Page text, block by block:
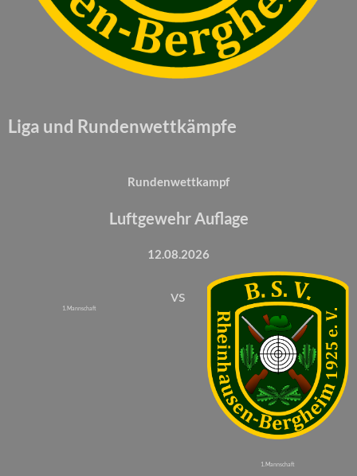
Liga und Rundenwettkämpfe
Rundenwettkampf
Luftgewehr Auflage
12.08.2026
1. Mannschaft
vs
1. Mannschaft